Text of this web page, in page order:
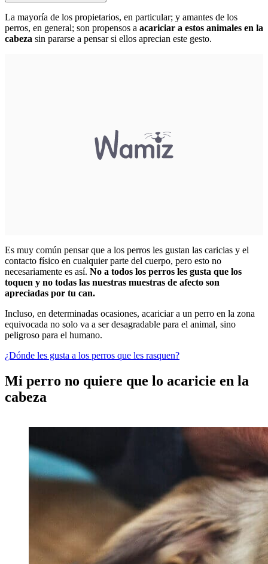
La mayoría de los propietarios, en particular; y amantes de los
perros, en general; son propensos a acariciar a estos animales en la
cabeza sin pararse a pensar si ellos aprecian este gesto.
Es muy común pensar que a los perros les gustan las caricias y el
contacto físico en cualquier parte del cuerpo, pero esto no
necesariamente es así. No a todos los perros les gusta que los
toquen y no todas las nuestras muestras de afecto son
apreciadas por tu can.
Incluso, en determinadas ocasiones, acariciar a un perro en la zona
equivocada no solo va a ser desagradable para el animal, sino
peligroso para el humano.
¿Dónde les gusta a los perros que les rasquen?
Mi perro no quiere que lo acaricie en la
cabeza